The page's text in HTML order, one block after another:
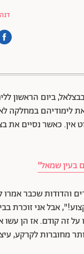
ביום הראשון
לימודיהם במחלקה
אין. כאשר נסיים את
בעין שמאל"
והדודות שכבר
אבל אני זוכרת
זה קודם. אז הן
מחוברות לקרקע,